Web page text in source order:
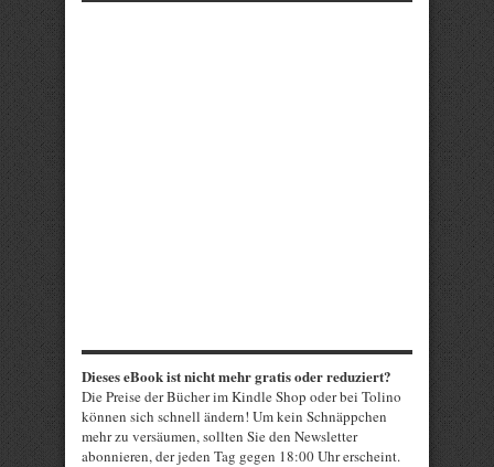
Dieses eBook ist nicht mehr gratis oder reduziert?
Die Preise der Bücher im Kindle Shop oder bei Tolino
können sich schnell ändern! Um kein Schnäppchen
mehr zu versäumen, sollten Sie den Newsletter
abonnieren, der jeden Tag gegen 18:00 Uhr erscheint.